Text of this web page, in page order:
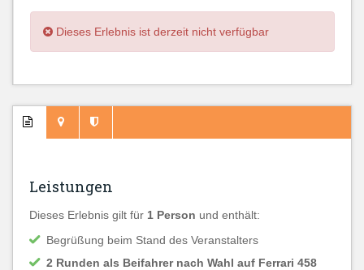
Dieses Erlebnis ist derzeit nicht verfügbar
Leistungen
Dieses Erlebnis gilt für 1 Person und enthält:
Begrüßung beim Stand des Veranstalters
2 Runden als Beifahrer nach Wahl auf Ferrari 458